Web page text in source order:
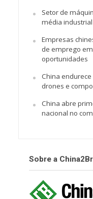
Setor de
média
Empresas
de emprego
oportunidades
China
drones e
China abre
nacional no
Sobre a